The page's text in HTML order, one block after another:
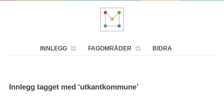
INNLEGG FAGOMRÅDER BIDRA
Innlegg tagget med ‘utkantkommune’